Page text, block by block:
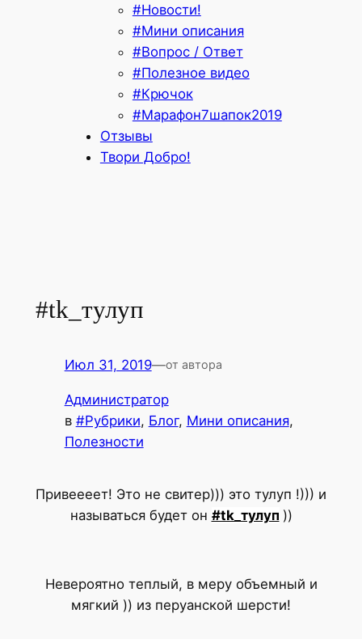
#Новости!
#Мини описания
#Вопрос / Ответ
#Полезное видео
#Крючок
#Марафон7шапок2019
Отзывы
Твори Добро!
#tk_тулуп
Июл 31, 2019—от автора
Администратор
в #Рубрики, Блог, Мини описания
Полезности
Привеееет! Это не свитер))) это тулуп !))) и
называться будет он #tk_тулуп ))
Невероятно теплый, в меру объемный и
мягкий )) из перуанской шерсти!